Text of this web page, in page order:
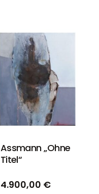
Assmann „Ohne
Titel“
4.900,00 €